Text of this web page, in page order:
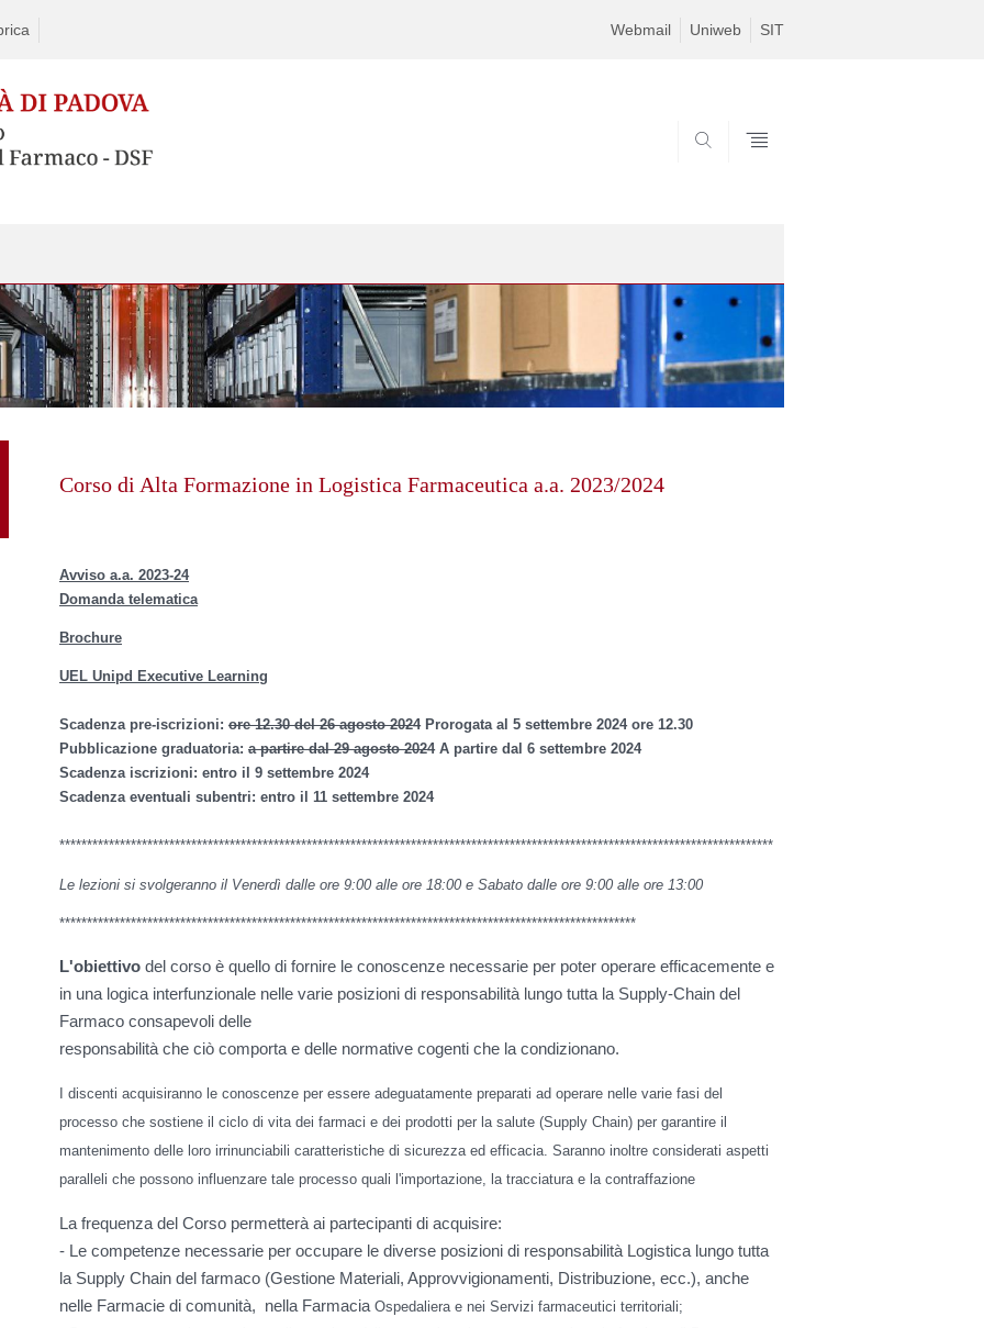
Webmail Uniweb SIT
Skip
to
content
Corso di Alta Formazione in Logistica Farmaceutica a.a. 2023/2024
Avviso a.a. 2023-24
Domanda telematica
Brochure
UEL Unipd Executive Learning
Scadenza pre-iscrizioni: ore 12.30 del 26 agosto 2024Prorogata al 5 settembre 2024 ore 12.30
Pubblicazione graduatoria: a partire dal 29 agosto 2024 A partire dal 6 settembre 2024
Scadenza iscrizioni: entro il 9 settembre 2024
Scadenza eventuali subentri: entro il 11 settembre 2024
**********************************************************************************************************************************
Le lezioni si svolgeranno il Venerdì dalle ore 9:00 alle ore 18:00 e Sabato dalle ore 9:00 alle ore 13:00
*********************************************************************************************************
L'obiettivo del corso è quello di fornire le conoscenze necessarie per poter operare efficacemente e
in una logica interfunzionale nelle varie posizioni di responsabilità lungo tutta la Supply-Chain del
Farmaco consapevoli delle
responsabilità che ciò comporta e delle normative cogenti che la condizionano.
I discenti acquisiranno le conoscenze per essere adeguatamente preparati ad operare nelle varie fasi del
processo che sostiene il ciclo di vita dei farmaci e dei prodotti per la salute (Supply Chain) per garantire il
mantenimento delle loro irrinunciabili caratteristiche di sicurezza ed efficacia. Saranno inoltre considerati aspetti
paralleli che possono influenzare tale processo quali l'importazione, la tracciatura e la contraffazione
La frequenza del Corso permetterà ai partecipanti di acquisire:
- Le competenze necessarie per occupare le diverse posizioni di responsabilità Logistica lungo tutta
la Supply Chain del farmaco (Gestione Materiali, Approvvigionamenti, Distribuzione, ecc.), anche
nelle Farmacie di comunità, nella FarmaciaOspedaliera e nei Servizi farmaceutici territoriali;